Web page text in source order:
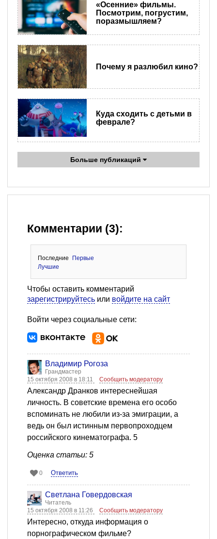
«Осенние» фильмы.
Посмотрим, погрустим,
поразмышляем?
Почему я разлюбил кино?
Куда сходить с детьми в
феврале?
Больше публикаций
Комментарии (3):
Последние
Первые
Лучшие
Чтобы оставить комментарий
зарегистрируйтесь или войдите на сайт
Войти через социальные сети:
Владимир Рогоза
Грандмастер
15 октября 2008 в 18:11
Сообщить модератору
Александр Дранков интереснейшая
личность. В советские времена его особо
вспоминать не любили из-за эмиграции, а
ведь он был истинным первопроходцем
российского кинематографа. 5
Оценка статьи: 5
0 Ответить
Светлана Говердовская
Читатель
15 октября 2008 в 11:26
Сообщить модератору
Интересно, откуда информация о
порнографическом фильме?